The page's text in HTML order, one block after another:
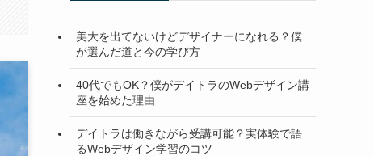
美大を出てないけどデザイナーになれる？僕
が選んだ道と今の学び方
40代でもOK？僕がデイトラのWebデザイン講
座を始めた理由
デイトラは働きながら受講可能？実体験で語
るWebデザイン学習のコツ